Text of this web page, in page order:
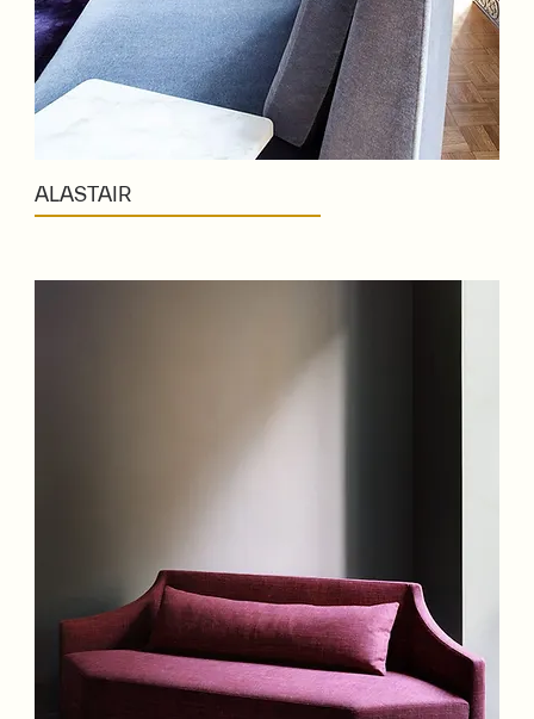
ALASTAIR